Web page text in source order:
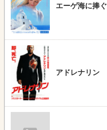
エーゲ海に捧ぐ
アドレナリン